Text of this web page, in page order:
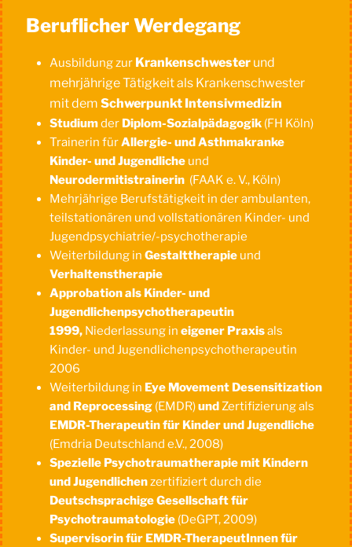
Beruflicher Werdegang
Ausbildung zur Krankenschwester und
mehrjährige Tätigkeit als Krankenschwester
mitdem Schwerpunkt Intensivmedizin
Studiumder Diplom-Sozialpädagogik (FH Köln)
Trainerin fürAllergie- und Asthmakranke
Kinder- und Jugendliche und
Neurodermitistrainerin (FAAK e. V., Köln)
Mehrjährige Berufstätigkeit in der ambulanten,
teilstationären und vollstationären Kinder- und
Jugendpsychiatrie/-psychotherapie
Weiterbildung in Gestalttherapie und
Verhaltenstherapie
Approbation als Kinder- und
Jugendlichenpsychotherapeutin
1999, Niederlassung in eigener Praxisals
Kinder- und Jugendlichenpsychotherapeutin
2006
Weiterbildung in Eye Movement Desensitization
and Reprocessing (EMDR)und Zertifizierung als
EMDR-Therapeutin für Kinder und Jugendliche
(Emdria Deutschland e.V., 2008)
Spezielle Psychotraumatherapie mit Kindern
und Jugendlichenzertifiziert durch die
Deutschsprachige Gesellschaft für
Psychotraumatologie (DeGPT, 2009)
Supervisorin für EMDR-TherapeutInnen für